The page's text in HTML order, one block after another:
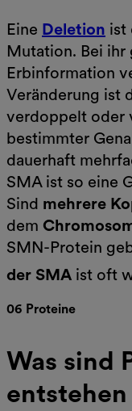
Eine Deletion ist
Mutation. Bei ihr
Erbinformation
Veränderung ist
verdoppelt oder
bestimmter
dauerhaft
SMA ist so eine
Sind mehrere
dem
SMN-Protein
der SMA ist oft
06 Proteine
Was sind
entstehen